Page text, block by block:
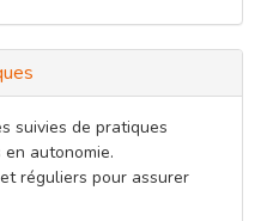
suivies de pratiques
autonomie.
réguliers pour assurer